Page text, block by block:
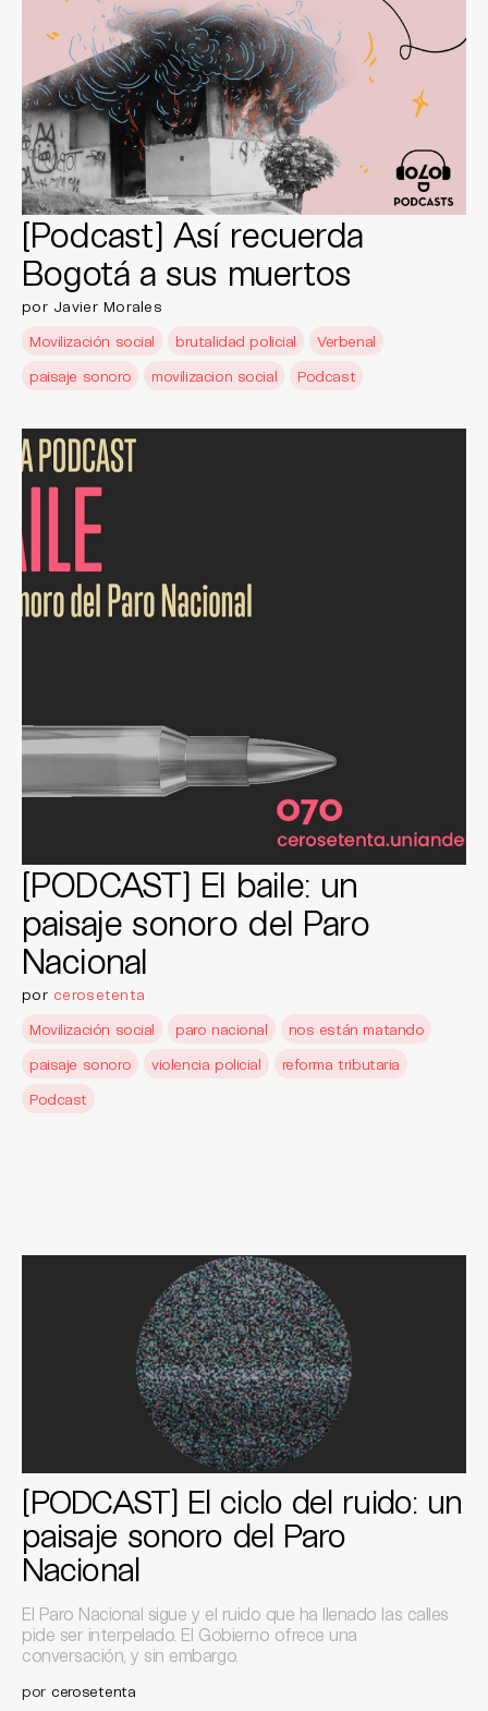
[Podcast] Así recuerda
Bogotá a sus muertos
por Javier Morales
Movilización social
brutalidad policial
Verbenal
paisaje sonoro
movilizacion social Podcast
[PODCAST] El baile: un
paisaje sonoro del Paro
Nacional
por cerosetenta
Movilización social
paro nacional
nos están matando
paisaje sonoro
violencia policial
reforma tributaria
Podcast
[PODCAST] El ciclo del ruido: un
paisaje sonoro del Paro
Nacional
El Paro Nacional sigue y el ruido que ha llenado las calles
pide ser interpelado. El Gobierno ofrece una
conversación, y sin embargo.
por cerosetenta